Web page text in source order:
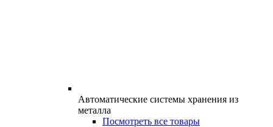
Автоматические системы хранения из
металла
Посмотреть все товары